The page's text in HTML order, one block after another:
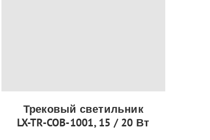
Трековый светильник
LX-TR-COB-1001, 15 / 20 Вт